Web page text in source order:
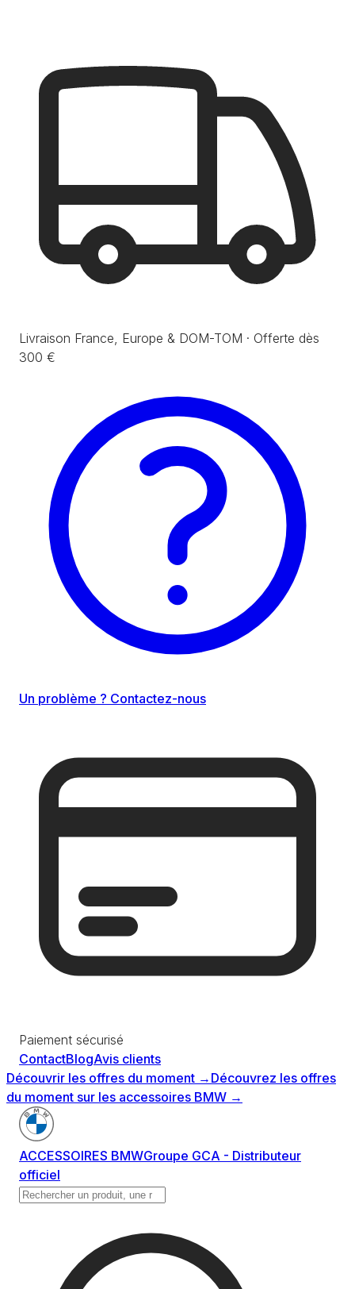
Livraison France, Europe & DOM-TOM · Offerte dès
300 €
Un problème ? Contactez-nous
Paiement sécurisé
ContactBlogAvis clients
Découvrir les offres du moment → Découvrez les offres
du moment sur les accessoires BMW →
ACCESSOIRES BMWGroupe GCA - Distributeur
officiel